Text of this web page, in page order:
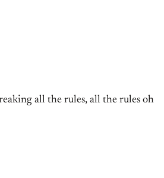
all the rules, all the rules oh